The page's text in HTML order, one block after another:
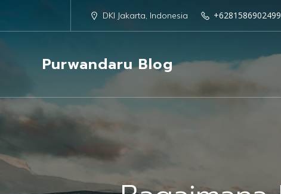
DKI Jakarta, Indonesia +6281586902499
Purwandaru Blog